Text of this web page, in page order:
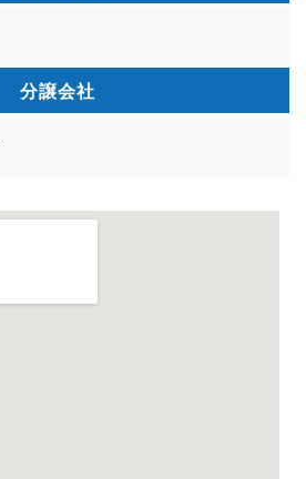
分譲会社